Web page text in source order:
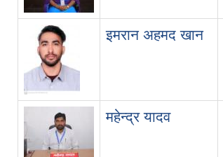
इमरान अहमद खान
महेन्द्र यादव